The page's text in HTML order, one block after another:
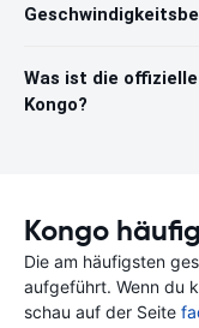
Was ist die
Kongo?
Kongo
Die am häufigsten
aufgeführt. Wenn du
schau auf der Seite